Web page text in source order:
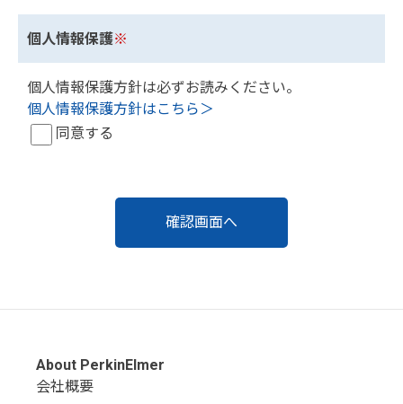
個人情報保護※
個人情報保護方針は必ずお読みください。
個人情報保護方針はこちら＞
同意する
About PerkinElmer
会社概要